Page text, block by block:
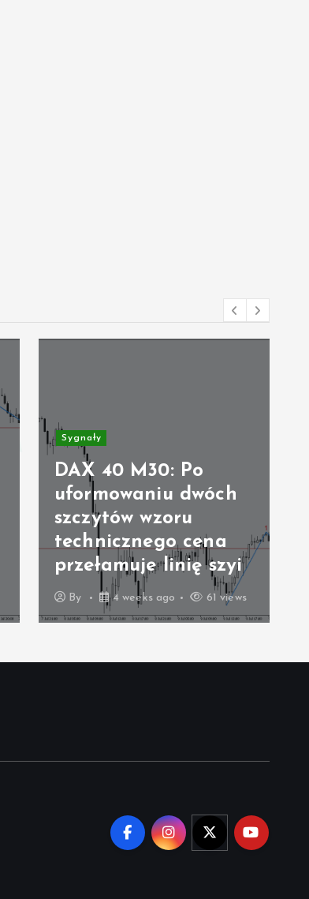
Sygnały
DAX 40 M30: Po
uformowaniu dwóch
szczytów wzoru
technicznego cena
przełamuje linię szyi
By 4 weeks ago 61 views